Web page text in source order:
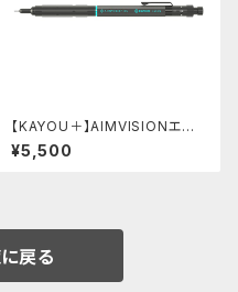
【KAYOU＋】AIMVISIONエイ
ムビジョン (ストーンブラック)
¥5,500
戻る